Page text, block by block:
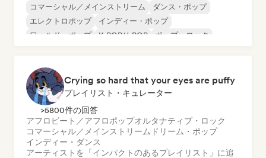
コマーシャル／メインストリーム
ダンス・ポップ
エレクトロポップ
インディー・ポップ
ワールド・ポップ
K-POP/J-POP
ポップ・ロック
Crying so hard that your eyes are puffy
プレイリスト・キュレーター
>5800件の回答
アフロビート／アフロポップオルタナティブ・ロック
コマーシャル／メインストリーム ドリーム・ポップ
インディー・ダンス
アーティストを「インパクトのあるプレイリスト」に追